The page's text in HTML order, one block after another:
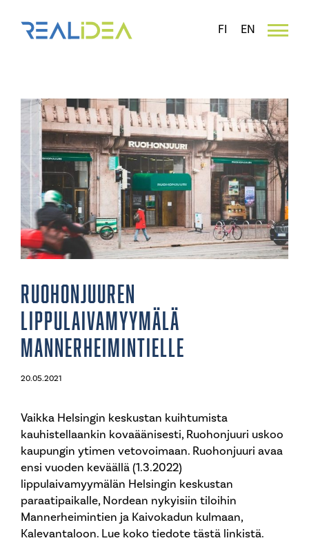
content
FI EN
Katso
kuvaa
isompana
Ruohonjuuren
lippulaivamyymälä
Mannerheimintielle
20.05.2021
Vaikka Helsingin keskustan kuihtumista
kauhistellaankin kovaäänisesti, Ruohonjuuri uskoo
kaupungin ytimen vetovoimaan. Ruohonjuuri avaa
ensi vuoden keväällä (1.3.2022)
lippulaivamyymälän Helsingin keskustan
paraatipaikalle, Nordean nykyisiin tiloihin
Mannerheimintien ja Kaivokadun kulmaan,
Kalevantaloon. Lue koko tiedote tästä linkistä.